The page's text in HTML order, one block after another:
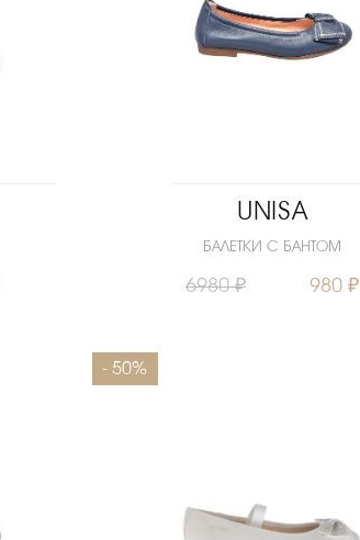
UNISA
БАЛЕТКИ С БАНТОМ
6980 ₽ 980 ₽
- 50%